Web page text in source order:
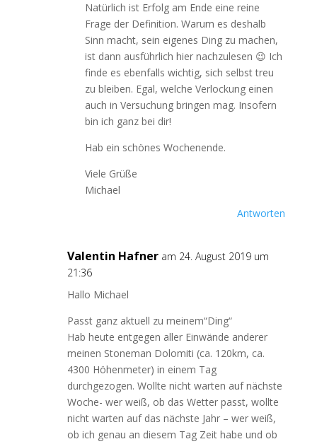
Natürlich ist Erfolg am Ende eine reine
Frage der Definition. Warum es deshalb
Sinn macht, sein eigenes Ding zu machen,
ist dann ausführlich hier nachzulesen 😉 Ich
finde es ebenfalls wichtig, sich selbst treu
zu bleiben. Egal, welche Verlockung einen
auch in Versuchung bringen mag. Insofern
bin ich ganz bei dir!
Hab ein schönes Wochenende.
Viele Grüße
Michael
Antworten
Valentin Hafner am 24. August 2019 um
21:36
Hallo Michael
Passt ganz aktuell zu meinem“Ding“
Hab heute entgegen aller Einwände anderer
meinen Stoneman Dolomiti (ca. 120km, ca.
4300 Höhenmeter) in einem Tag
durchgezogen. Wollte nicht warten auf nächste
Woche- wer weiß, ob das Wetter passt, wollte
nicht warten auf das nächste Jahr – wer weiß,
ob ich genau an diesem Tag Zeit habe und ob